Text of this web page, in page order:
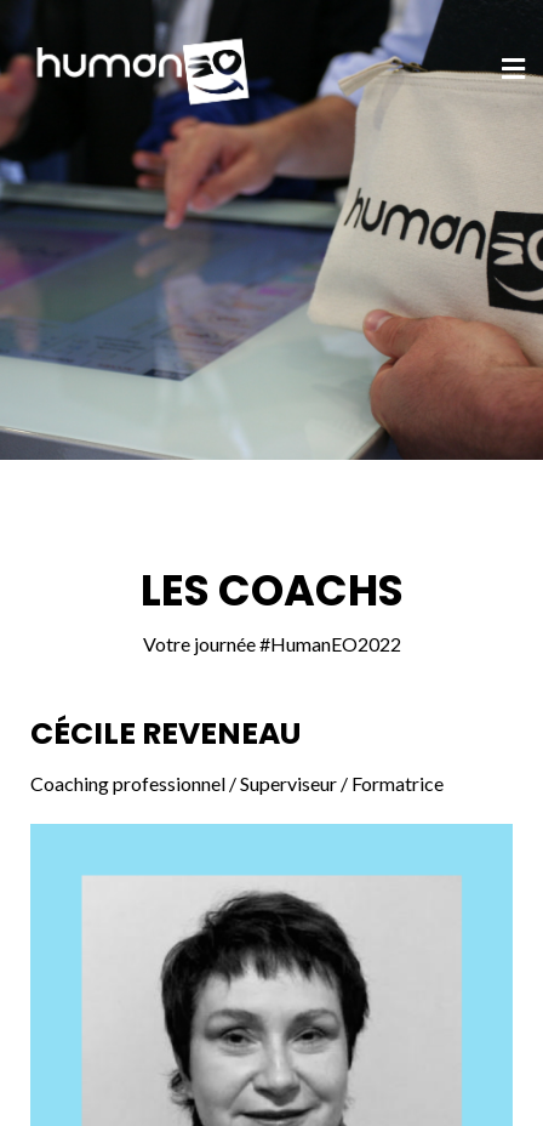
LES COACHS
Votre journée #HumanEO2022
CÉCILE REVENEAU
Coaching professionnel / Superviseur / Formatrice